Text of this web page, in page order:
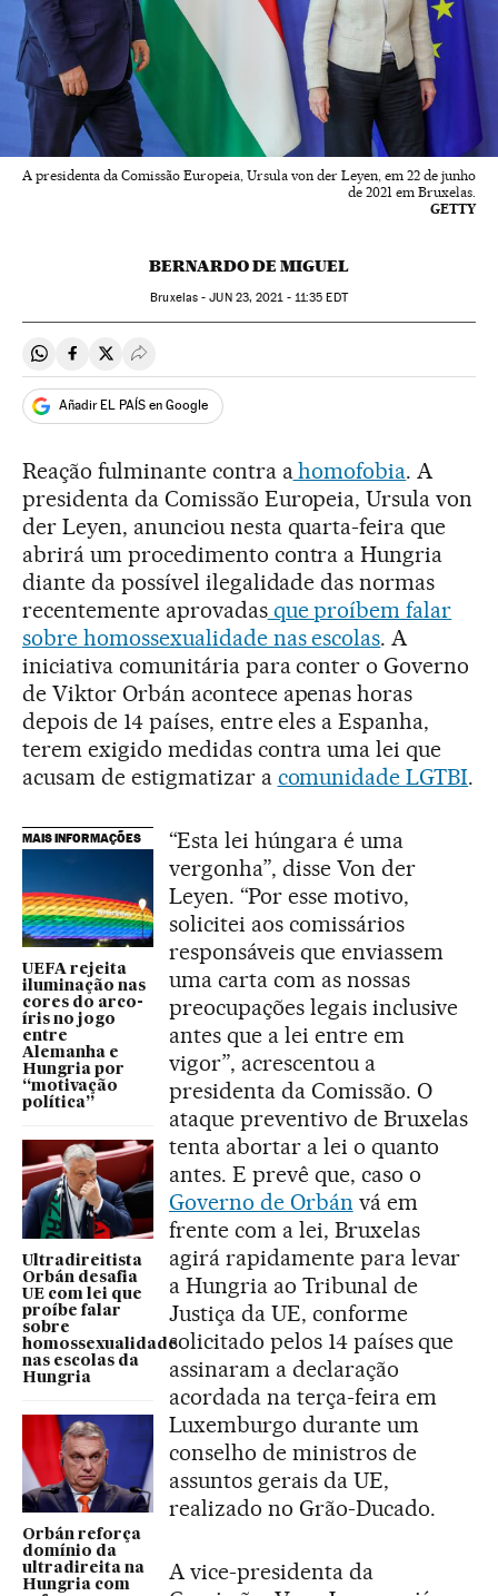
A presidenta da Comissão Europeia, Ursula von der Leyen, em 22 de junho
de 2021 em Bruxelas.
GETTY
BERNARDO DE MIGUEL
Bruxelas -JUN23, 2021 - 11:35 EDT
Compartir en Whatsapp
Compartir en Facebook
Compartir en Twitter
Desplegar Redes Sociales
Añadir EL PAÍS en Google
Reação fulminante contra ahomofobia. A
presidenta da Comissão Europeia, Ursula von
der Leyen, anunciou nesta quarta-feira que
abrirá um procedimento contra a Hungria
diante da possível ilegalidade das normas
recentemente aprovadasque proíbem falar
sobre homossexualidade nas escolas. A
iniciativa comunitária para conter o Governo
de Viktor Orbán acontece apenas horas
depois de 14 países, entre eles a Espanha,
terem exigido medidas contra uma lei que
acusam de estigmatizar a comunidade LGTBI.
MAIS INFORMAÇÕES
UEFA rejeita
iluminação nas
cores do arco-
íris no jogo
entre
Alemanha e
Hungria por
“motivação
política”
Ultradireitista
Orbán desafia
UE com lei que
proíbe falar
sobre
homossexualidade
nas escolas da
Hungria
Orbán reforça
domínio da
ultradireita na
Hungria com
“Esta lei húngara é uma
vergonha”, disse Von der
Leyen. “Por esse motivo,
solicitei aos comissários
responsáveis que enviassem
uma carta com as nossas
preocupações legais inclusive
antes que a lei entre em
vigor”, acrescentou a
presidenta da Comissão. O
ataque preventivo de Bruxelas
tenta abortar a lei o quanto
antes. E prevê que, caso o
Governo de Orbán vá em
frente com a lei, Bruxelas
agirá rapidamente para levar
a Hungria ao Tribunal de
Justiça da UE, conforme
solicitado pelos 14 países que
assinaram a declaração
acordada na terça-feira em
Luxemburgo durante um
conselho de ministros de
assuntos gerais da UE,
realizado no Grão-Ducado.
A vice-presidenta da